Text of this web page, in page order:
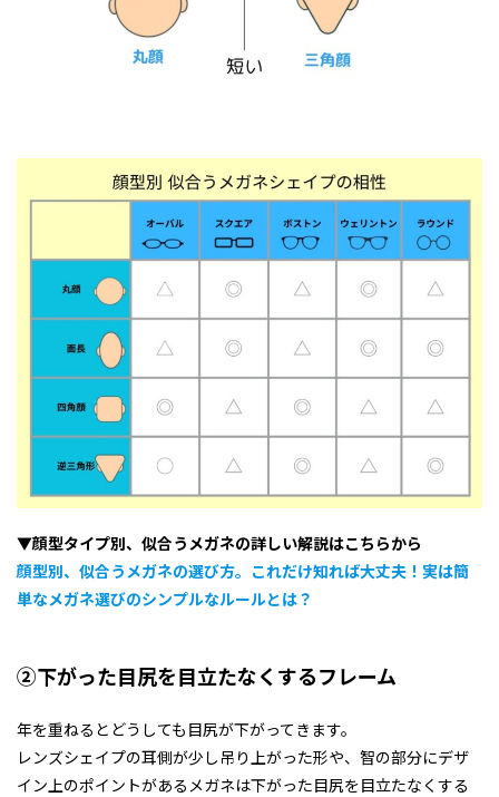
▼顔型タイプ別、似合うメガネの詳しい解説はこちらから
顔型別、似合うメガネの選び方。これだけ知れば大丈夫！実は簡
単なメガネ選びのシンプルなルールとは？
②下がった目尻を目立たなくするフレーム
年を重ねるとどうしても目尻が下がってきます。
レンズシェイプの耳側が少し吊り上がった形や、智の部分にデザ
イン上のポイントがあるメガネは下がった目尻を目立たなくする